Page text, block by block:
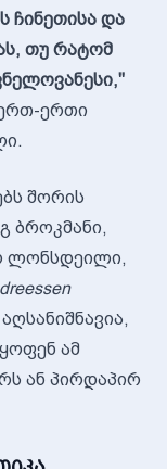
ჩინეთისა და
თუ რატომ
ერთი
შორის
ბროკმანი,
ლონსდეილი,
ამ
ან პირდაპირ